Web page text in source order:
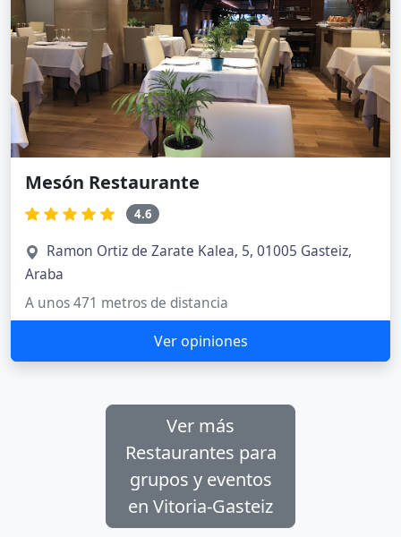
Mesón Restaurante
4.6
Ramon Ortiz de Zarate Kalea, 5, 01005 Gasteiz,
Araba
A unos 471 metros de distancia
Ver opiniones
Ver más
Restaurantes para
grupos y eventos
en Vitoria-Gasteiz